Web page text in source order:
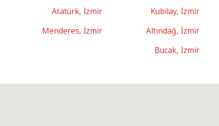
Kubilay, İzmir
Atatürk, İzmir
Altındağ, İzmir
Menderes, İzmir
Bucak, İzmir